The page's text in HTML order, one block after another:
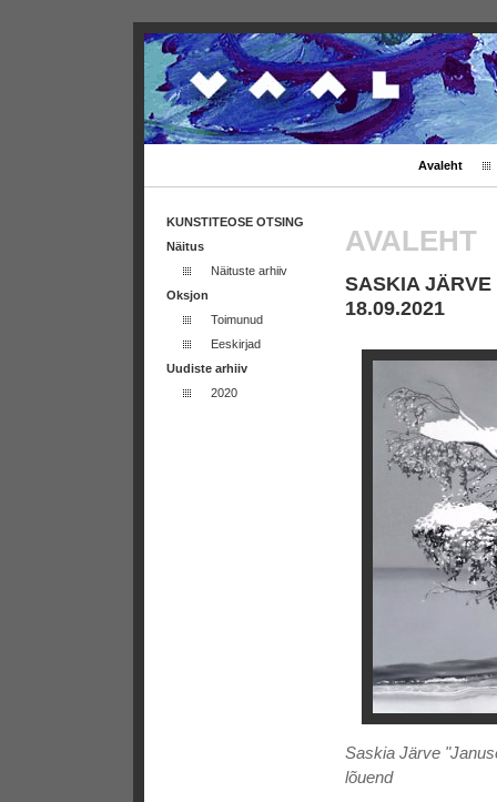
Avaleht
KUNSTITEOSE OTSING
Näitus
Näituste arhiiv
Oksjon
Toimunud
Eeskirjad
Uudiste arhiiv
2020
AVALEHT
SASKIA
18.09.2021
Saskia Järve
lõuend